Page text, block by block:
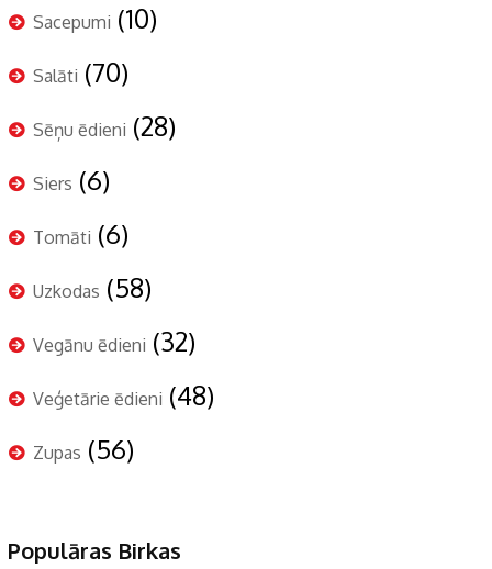
Sacepumi (10)
Salāti (70)
Sēņu ēdieni (28)
Siers (6)
Tomāti (6)
Uzkodas (58)
Vegānu ēdieni (32)
Veģetārie ēdieni (48)
Zupas (56)
Populāras Birkas